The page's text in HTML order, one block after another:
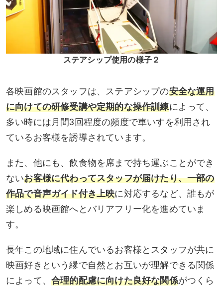
ステアシップ使用の様子２
各映画館のスタッフは、ステアシップの安全な運用
に向けての研修受講や定期的な操作訓練によって、
多い時には月間3回程度の頻度で車いすを利用され
ているお客様を誘導されています。
また、他にも、飲食物を席まで持ち運ぶことができ
ないお客様に代わってスタッフが届けたり、一部の
作品で音声ガイド付き上映に対応するなど、誰もが
楽しめる映画館へとバリアフリー化を進めていま
す。
長年この地域に住んでいるお客様とスタッフが共に
映画好きという縁で自然とお互いが理解できる関係
によって、 合理的配慮に向けた良好な関係がつくら